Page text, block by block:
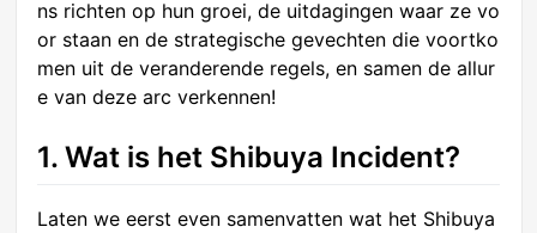
ns richten op hun groei, de uitdagingen waar ze vo
or staan en de strategische gevechten die voortko
men uit de veranderende regels, en samen de allur
e van deze arc verkennen!
1. Wat is het Shibuya Incident?
Laten we eerst even samenvatten wat het Shibuya